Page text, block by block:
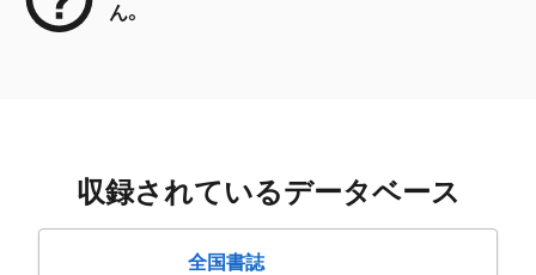
ん。
収録されているデータベース
全国書誌